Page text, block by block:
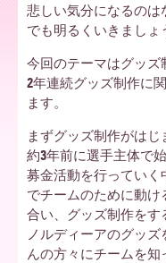
ィ
ー
ア
北
悲しい気分になるのは
でも明るくいきましょ
今回のテーマはグッズ
2年連続グッズ制作に
ます。
まずグッズ制作がはじ
約3年前に選手主体で
募金活動を行っていく
でチームのために動
合い、グッズ制作をす
ノルディーアのグッ
んの方々にチームを知